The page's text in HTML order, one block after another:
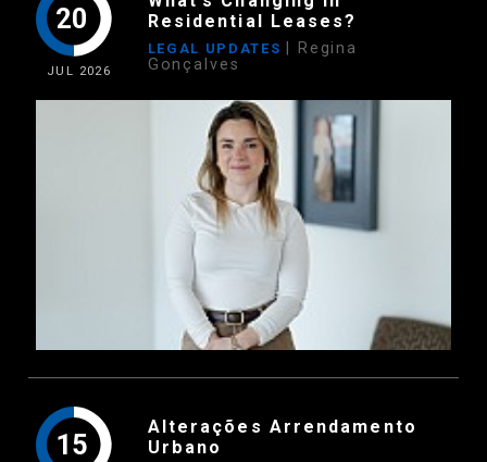
20
JUL 2026
Residential Leases?
LEGAL UPDATES
| Regina
Gonçalves
15
Alterações Arrendamento
Urbano